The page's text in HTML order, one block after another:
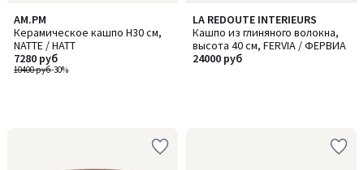
AM.PM
Керамическое кашпо H30 см,
NATTE / НАТТ
10400 руб-30%
7280 руб
LA REDOUTE INTERIEURS
Кашпо из глиняного волокна,
высота 40 см, FERVIA / ФЕРВИА
24000 руб